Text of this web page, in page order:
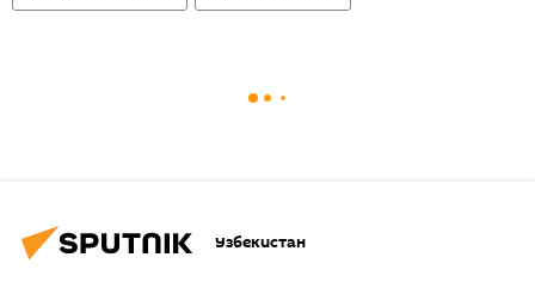
Узбекистан